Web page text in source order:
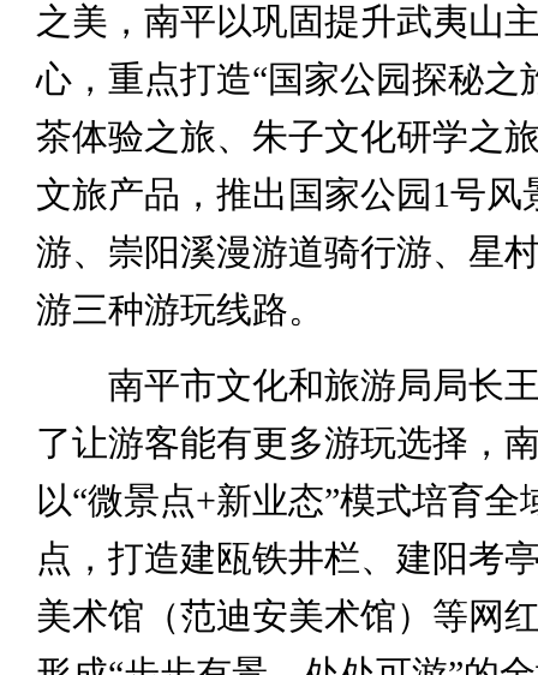
之美，南平以巩固提升武夷山
心，重点打造“国家公园探秘之
茶体验之旅、朱子文化研学之
文旅产品，推出国家公园1号风
游、崇阳溪漫游道骑行游、星
游三种游玩线路。
南平市文化和旅游局局长王
了让游客能有更多游玩选择，
以“微景点+新业态”模式培育全
点，打造建瓯铁井栏、建阳考
美术馆（范迪安美术馆）等网